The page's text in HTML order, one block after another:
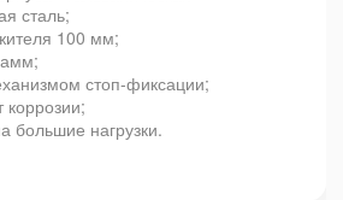
сталь;
100 мм;
стоп-фиксации;
большие нагрузки.